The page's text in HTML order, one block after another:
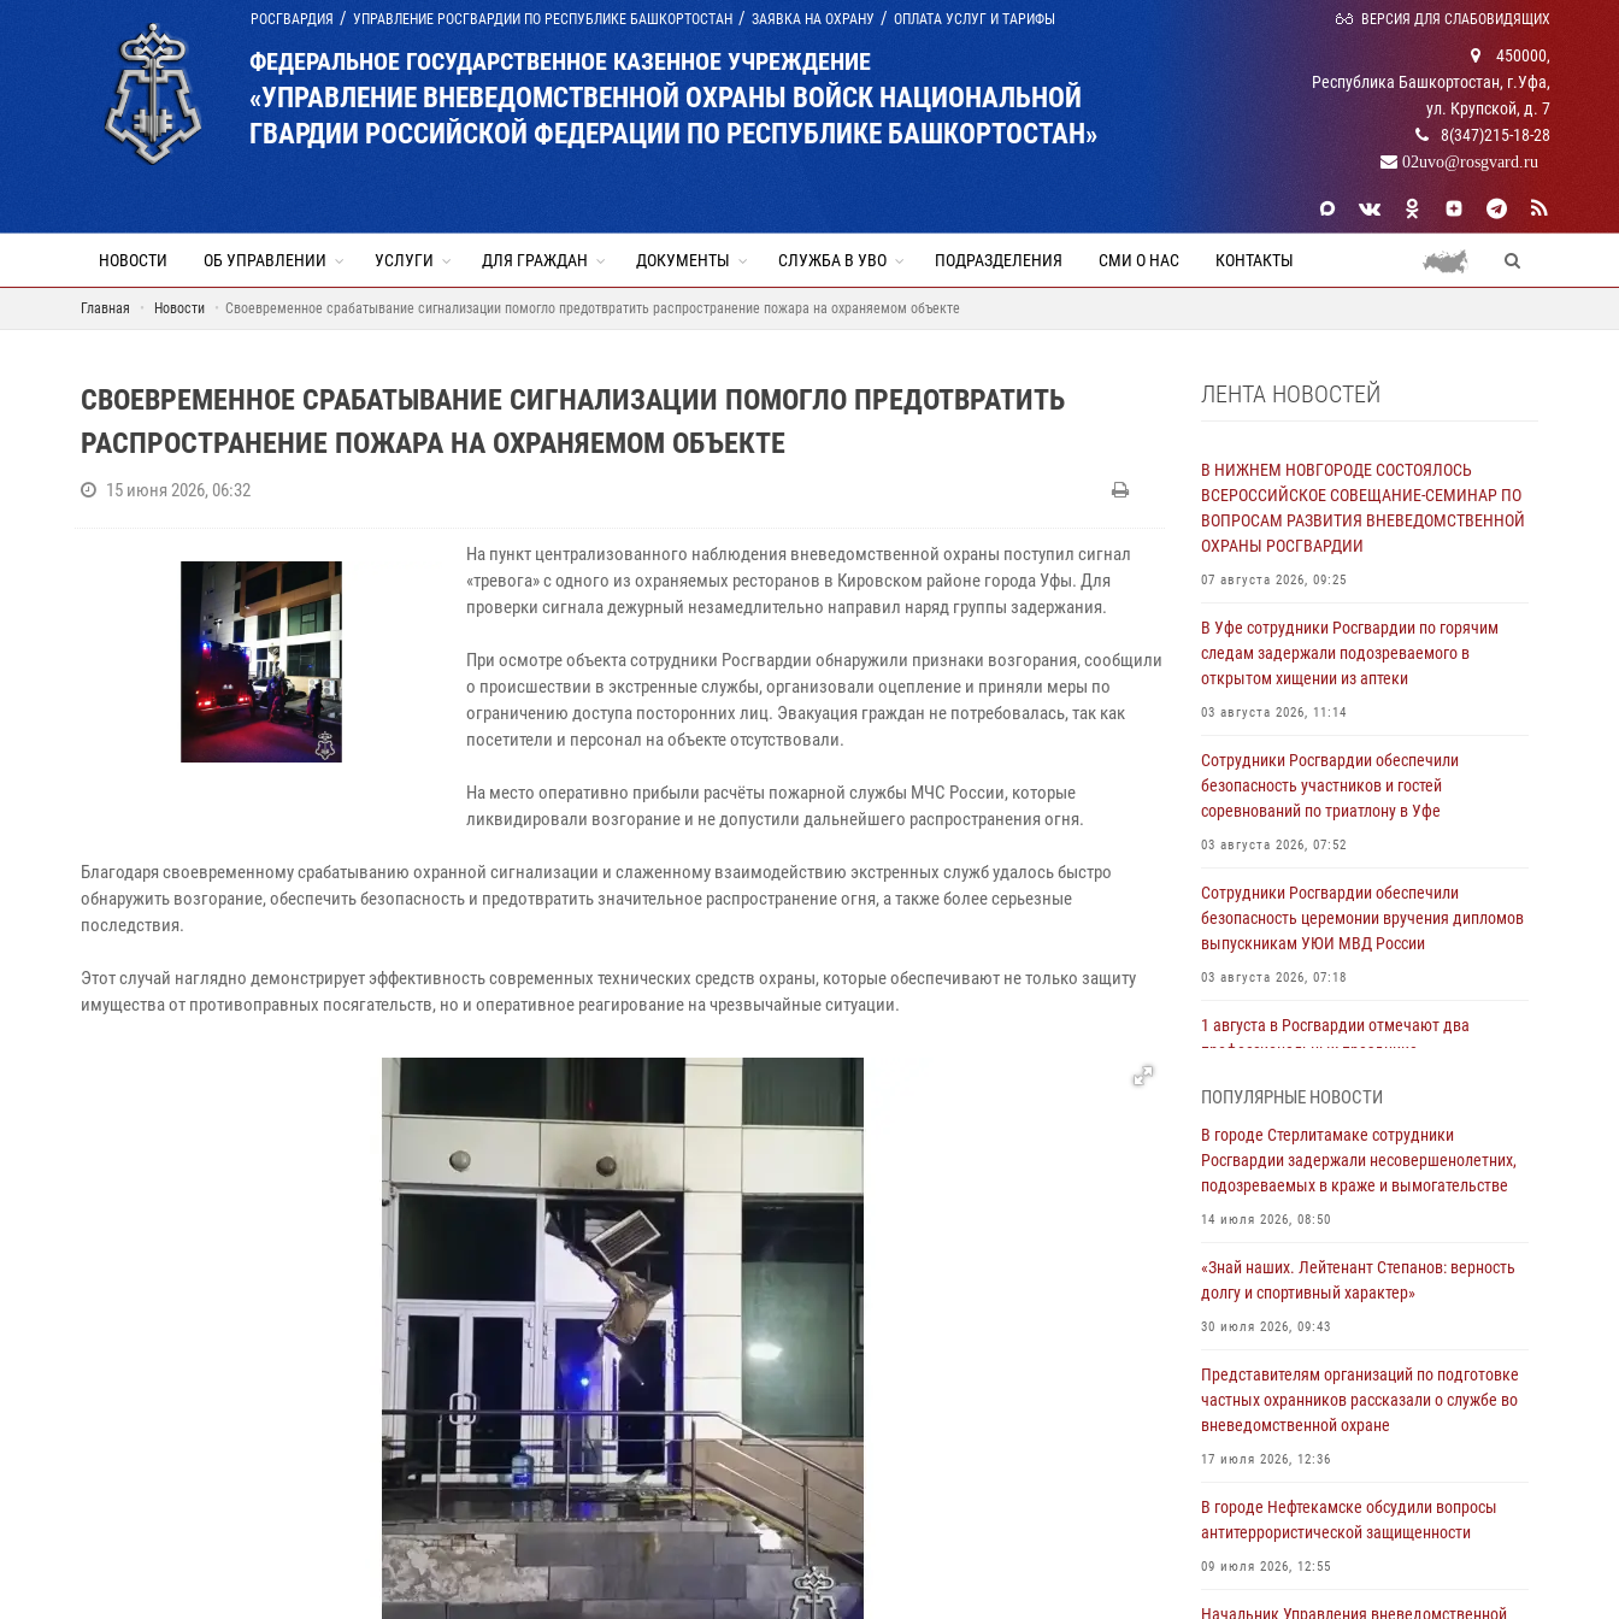
РОСГВАРДИЯ УПРАВЛЕНИЕ РОСГВАРДИИ ПО РЕСПУБЛИКЕ БАШКОРТОСТАН ЗАЯВКА НА ОХРАНУ ОПЛАТА УСЛУГ И ТАРИФЫ ВЕРСИЯ ДЛЯ СЛАБОВИДЯЩИХ
ФЕДЕРАЛЬНОЕ ГОСУДАРСТВЕННОЕ КАЗЕННОЕ УЧРЕЖДЕНИЕ
«УПРАВЛЕНИЕ ВНЕВЕДОМСТВЕННОЙ ОХРАНЫ ВОЙСК НАЦИОНАЛЬНОЙ
ГВАРДИИ РОССИЙСКОЙ ФЕДЕРАЦИИ ПО РЕСПУБЛИКЕ БАШКОРТОСТАН»
450000,
Республика Башкортостан, г.Уфа,
ул. Крупской, д. 7
8(347)215-18-28
02uvo@rosgvard.ru
НОВОСТИ ОБ УПРАВЛЕНИИ УСЛУГИ ДЛЯ ГРАЖДАН ДОКУМЕНТЫ СЛУЖБА В УВО ПОДРАЗДЕЛЕНИЯ СМИ О НАС КОНТАКТЫ
Главная Новости Своевременное срабатывание сигнализации помогло предотвратить распространение пожара на охраняемом объекте
СВОЕВРЕМЕННОЕ СРАБАТЫВАНИЕ СИГНАЛИЗАЦИИ ПОМОГЛО ПРЕДОТВРАТИТЬ
РАСПРОСТРАНЕНИЕ ПОЖАРА НА ОХРАНЯЕМОМ ОБЪЕКТЕ
15 июня 2026, 06:32
На пункт централизованного наблюдения вневедомственной охраны поступил сигнал
«тревога» с одного из охраняемых ресторанов в Кировском районе города Уфы. Для
проверки сигнала дежурный незамедлительно направил наряд группы задержания.
При осмотре объекта сотрудники Росгвардии обнаружили признаки возгорания, сообщили
о происшествии в экстренные службы, организовали оцепление и приняли меры по
ограничению доступа посторонних лиц. Эвакуация граждан не потребовалась, так как
посетители и персонал на объекте отсутствовали.
На место оперативно прибыли расчёты пожарной службы МЧС России, которые
ликвидировали возгорание и не допустили дальнейшего распространения огня.
Благодаря своевременному срабатыванию охранной сигнализации и слаженному взаимодействию экстренных служб удалось быстро
обнаружить возгорание, обеспечить безопасность и предотвратить значительное распространение огня, а также более серьезные
последствия.
Этот случай наглядно демонстрирует эффективность современных технических средств охраны, которые обеспечивают не только защиту
имущества от противоправных посягательств, но и оперативное реагирование на чрезвычайные ситуации.
ЛЕНТА НОВОСТЕЙ
В НИЖНЕМ НОВГОРОДЕ СОСТОЯЛОСЬ
ВСЕРОССИЙСКОЕ СОВЕЩАНИЕ-СЕМИНАР ПО
ВОПРОСАМ РАЗВИТИЯ ВНЕВЕДОМСТВЕННОЙ
ОХРАНЫ РОСГВАРДИИ
07 августа 2026, 09:25
В Уфе сотрудники Росгвардии по горячим
следам задержали подозреваемого в
открытом хищении из аптеки
03 августа 2026, 11:14
Сотрудники Росгвардии обеспечили
безопасность участников и гостей
соревнований по триатлону в Уфе
03 августа 2026, 07:52
Сотрудники Росгвардии обеспечили
безопасность церемонии вручения дипломов
выпускникам УЮИ МВД России
03 августа 2026, 07:18
1 августа в Росгвардии отмечают два
профессиональных праздника
В Ишимбае сотрудники Росгвардии
задержали гражданку, подозреваемую в
серии краж из продуктового магазина
31 июля 2026, 06:45
В Чишминском районе сотрудники
Росгвардии провели волейбольный турнир на
«Знай наших. Лейтенант Степанов: верность
долгу и спортивный характер»
30 июля 2026, 09:43
В Уфе сотрудники Росгвардии задержали
подозреваемого в совершении особо тяжкого
ПОПУЛЯРНЫЕ НОВОСТИ
В городе Стерлитамаке сотрудники
Росгвардии задержали несовершенолетних,
подозреваемых в краже и вымогательстве
14 июля 2026, 08:50
«Знай наших. Лейтенант Степанов: верность
долгу и спортивный характер»
30 июля 2026, 09:43
Представителям организаций по подготовке
частных охранников рассказали о службе во
вневедомственной охране
17 июля 2026, 12:36
В городе Нефтекамске обсудили вопросы
антитеррористической защищенности
09 июля 2026, 12:55
Начальник Управления вневедомственной